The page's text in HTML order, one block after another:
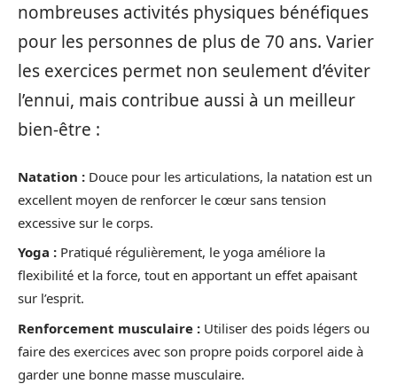
nombreuses activités physiques bénéfiques
pour les personnes de plus de 70 ans. Varier
les exercices permet non seulement d’éviter
l’ennui, mais contribue aussi à un meilleur
bien-être :
Natation : Douce pour les articulations, la natation est un
excellent moyen de renforcer le cœur sans tension
excessive sur le corps.
Yoga : Pratiqué régulièrement, le yoga améliore la
flexibilité et la force, tout en apportant un effet apaisant
sur l’esprit.
Renforcement musculaire : Utiliser des poids légers ou
faire des exercices avec son propre poids corporel aide à
garder une bonne masse musculaire.